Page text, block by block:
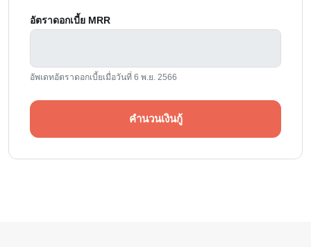
อัตราดอกเบี้ย MRR
อัพเดทอัตราดอกเบี้ยเมื่อวันที่ 6 พ.ย. 2566
คำนวนเงินกู้